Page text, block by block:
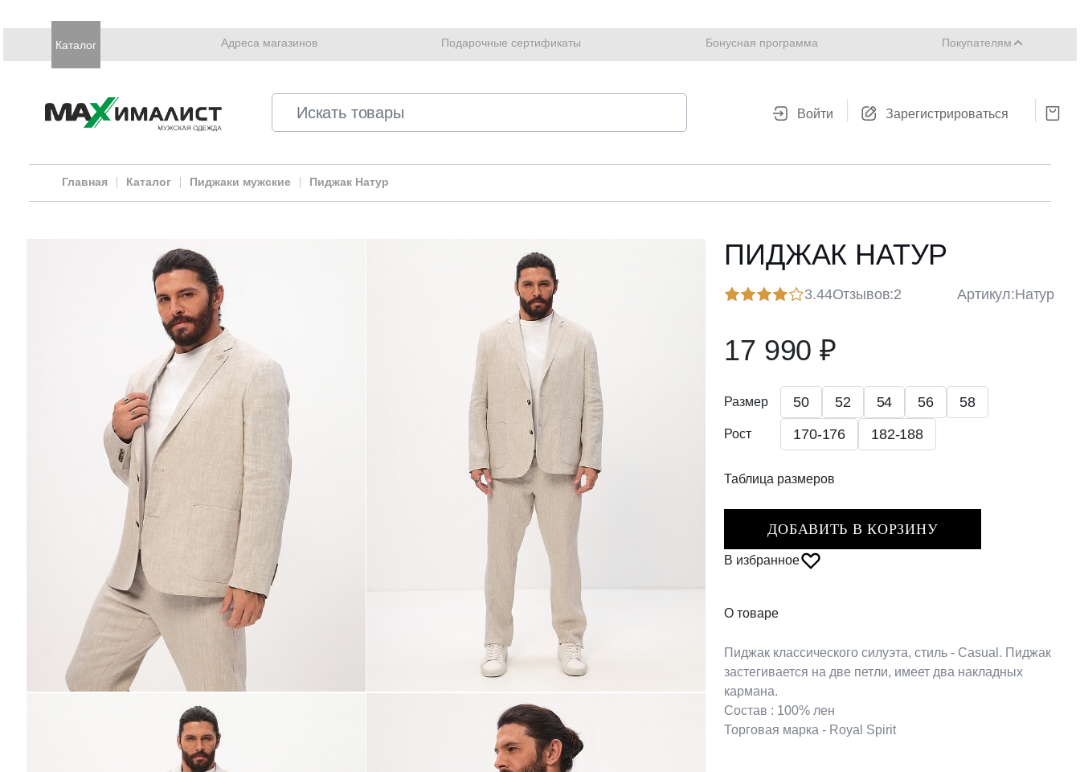
Каталог Адреса магазинов Подарочные сертификаты Бонусная программа Покупателям
Войти Зарегистрироваться
Главная Каталог Пиджаки мужские Пиджак Натур
ПИДЖАК НАТУР
3.44Отзывов:2 Артикул:Натур
17 990 ₽
Размер 50 52 54 56 58
Рост 170-176 182-188
Таблица размеров
ДОБАВИТЬ В КОРЗИНУ
В избранное
О товаре
Пиджак классического силуэта, стиль - Casual. Пиджак
застегивается на две петли, имеет два накладных
кармана.
Состав : 100% лен
Торговая марка - Royal Spirit